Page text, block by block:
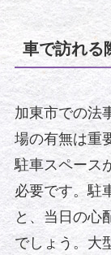
車で訪れる
加東市での法
場の有無は重
駐車スペース
必要です。駐
と、当日の心
でしょう。大